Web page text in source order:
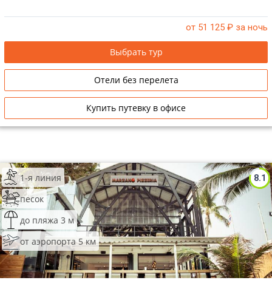
от 51 125 ₽ за ночь
Выбрать тур
Отели без перелета
Купить путевку в офисе
8.1
1-я линия
песок
до пляжа 3 м
от аэропорта 5 км